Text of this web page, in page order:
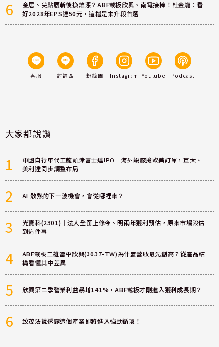
6
金居、尖點腰斬後換誰漲？ABF載板欣興、南電接棒！杜金龍：看
好2028年EPS達50元，這檔是末升段首選
客服 討論區 粉絲團 Instagram Youtube Podcast
大家都說讚
1
中國自行車代工龍頭津富士達IPO 海外設廠搶歐美訂單，巨大、
美利達同步調整布局
2 AI 散熱的下一波機會，會從哪裡來？
3
光寶科(2301)｜法人全面上修今、明兩年獲利預估，原來市場沒估
到這件事
4
ABF載板三雄當中欣興(3037-TW)為什麼營收最先創高？從產品結
構看懂其中差異
5 欣興第二季營業利益暴增141%，ABF載板才剛進入獲利成長期？
6 致茂法說透露這個產業即將進入強勁循環！